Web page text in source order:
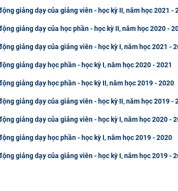
giảng dạy của giảng viên - học kỳ II, năm học 2021 -
giảng dạy của học phần - học kỳ II, năm học 2020 -
giảng dạy của giảng viên - học kỳ I, năm học 2021 -
giảng dạy học phần - học kỳ I, năm học 2020 - 2021
giảng dạy học phần - học kỳ II, năm học 2019 - 2020
giảng dạy của giảng viên - học kỳ II, năm học 2019 -
giảng dạy của giảng viên - học kỳ I, năm học 2020 -
giảng dạy học phần - học kỳ I, năm học 2019 - 2020
giảng dạy của giảng viên - học kỳ I, năm học 2019 -